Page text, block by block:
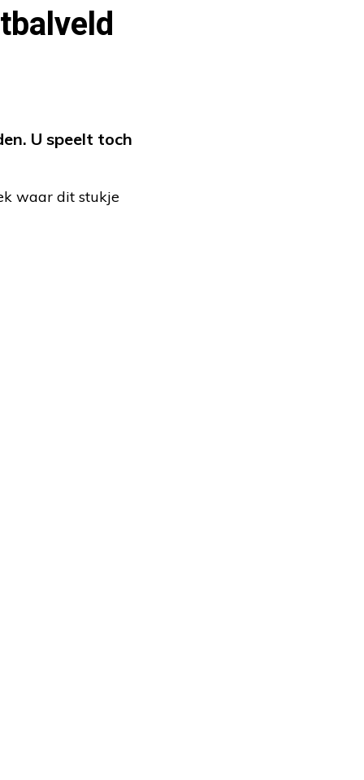
U speelt toch
waar dit stukje